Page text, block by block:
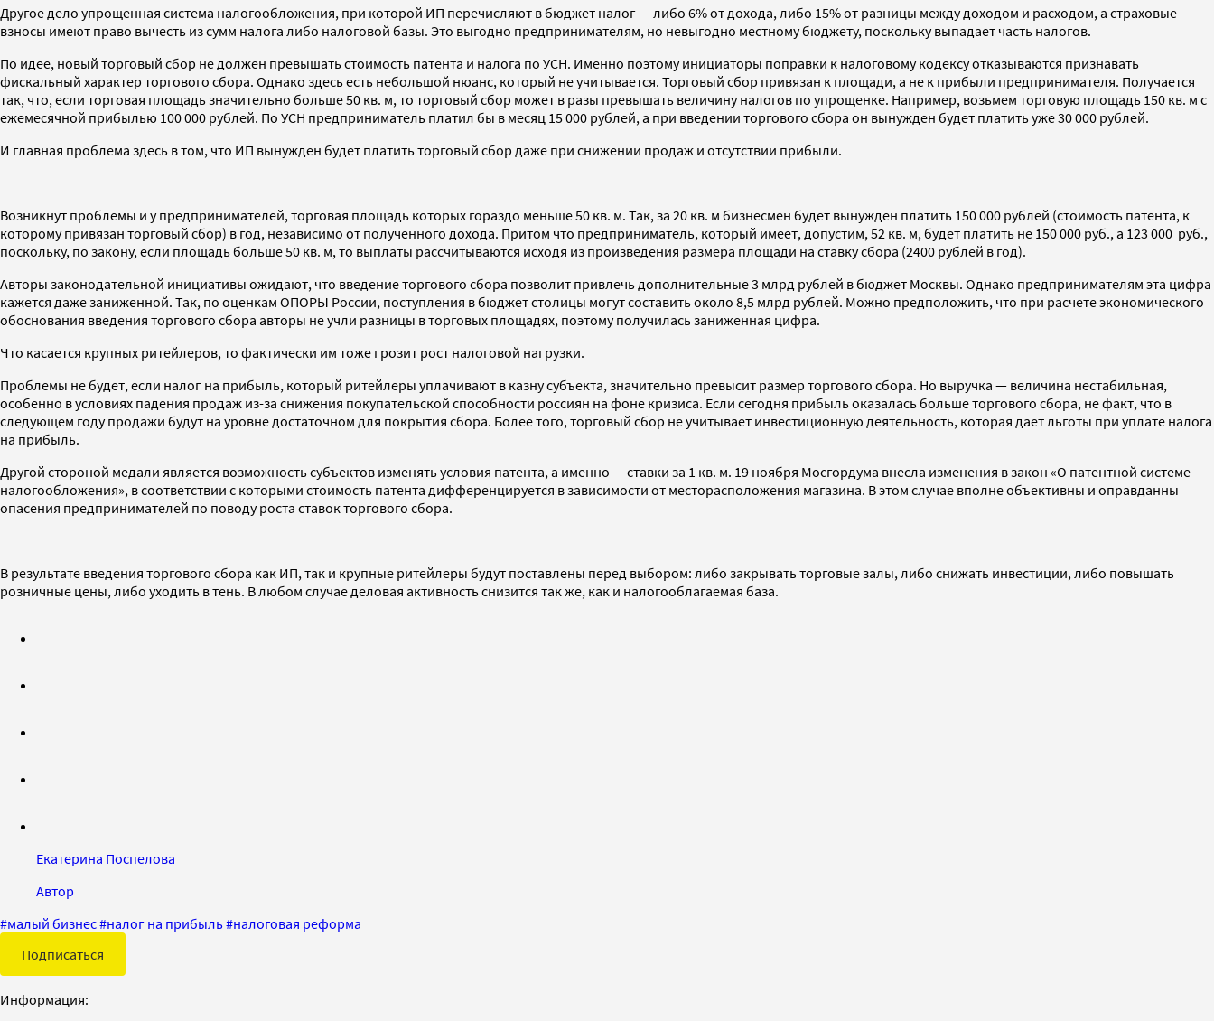
Другое дело упрощенная система налогообложения, при которой ИП перечисляют в бюджет налог — либо 6% от дохода, либо 15% от разницы между доходом и расходом, а страховые
взносы имеют право вычесть из сумм налога либо налоговой базы. Это выгодно предпринимателям, но невыгодно местному бюджету, поскольку выпадает часть налогов.
По идее, новый торговый сбор не должен превышать стоимость патента и налога по УСН. Именно поэтому инициаторы поправки к налоговому кодексу отказываются признавать
фискальный характер торгового сбора. Однако здесь есть небольшой нюанс, который не учитывается. Торговый сбор привязан к площади, а не к прибыли предпринимателя. Получается
так, что, если торговая площадь значительно больше 50 кв. м, то торговый сбор может в разы превышать величину налогов по упрощенке. Например, возьмем торговую площадь 150 кв. м с
ежемесячной прибылью 100 000 рублей. По УСН предприниматель платил бы в месяц 15 000 рублей, а при введении торгового сбора он вынужден будет платить уже 30 000 рублей.
И главная проблема здесь в том, что ИП вынужден будет платить торговый сбор даже при снижении продаж и отсутствии прибыли.
Возникнут проблемы и у предпринимателей, торговая площадь которых гораздо меньше 50 кв. м. Так, за 20 кв. м бизнесмен будет вынужден платить 150 000 рублей (стоимость патента, к
которому привязан торговый сбор) в год, независимо от полученного дохода. Притом что предприниматель, который имеет, допустим, 52 кв. м, будет платить не 150 000 руб., а 123 000 руб.,
поскольку, по закону, если площадь больше 50 кв. м, то выплаты рассчитываются исходя из произведения размера площади на ставку сбора (2400 рублей в год).
Авторы законодательной инициативы ожидают, что введение торгового сбора позволит привлечь дополнительные 3 млрд рублей в бюджет Москвы. Однако предпринимателям эта цифра
кажется даже заниженной. Так, по оценкам ОПОРЫ России, поступления в бюджет столицы могут составить около 8,5 млрд рублей. Можно предположить, что при расчете экономического
обоснования введения торгового сбора авторы не учли разницы в торговых площадях, поэтому получилась заниженная цифра.
Что касается крупных ритейлеров, то фактически им тоже грозит рост налоговой нагрузки.
Проблемы не будет, если налог на прибыль, который ритейлеры уплачивают в казну субъекта, значительно превысит размер торгового сбора. Но выручка — величина нестабильная,
особенно в условиях падения продаж из-за снижения покупательской способности россиян на фоне кризиса. Если сегодня прибыль оказалась больше торгового сбора, не факт, что в
следующем году продажи будут на уровне достаточном для покрытия сбора. Более того, торговый сбор не учитывает инвестиционную деятельность, которая дает льготы при уплате налога
на прибыль.
Другой стороной медали является возможность субъектов изменять условия патента, а именно — ставки за 1 кв. м. 19 ноября Мосгордума внесла изменения в закон «О патентной системе
налогообложения», в соответствии с которыми стоимость патента дифференцируется в зависимости от месторасположения магазина. В этом случае вполне объективны и оправданны
опасения предпринимателей по поводу роста ставок торгового сбора.
В результате введения торгового сбора как ИП, так и крупные ритейлеры будут поставлены перед выбором: либо закрывать торговые залы, либо снижать инвестиции, либо повышать
розничные цены, либо уходить в тень. В любом случае деловая активность снизится так же, как и налогооблагаемая база.
Екатерина Поспелова
Автор
#малый бизнес#налог на прибыль#налоговая реформа
Подписаться
Информация: